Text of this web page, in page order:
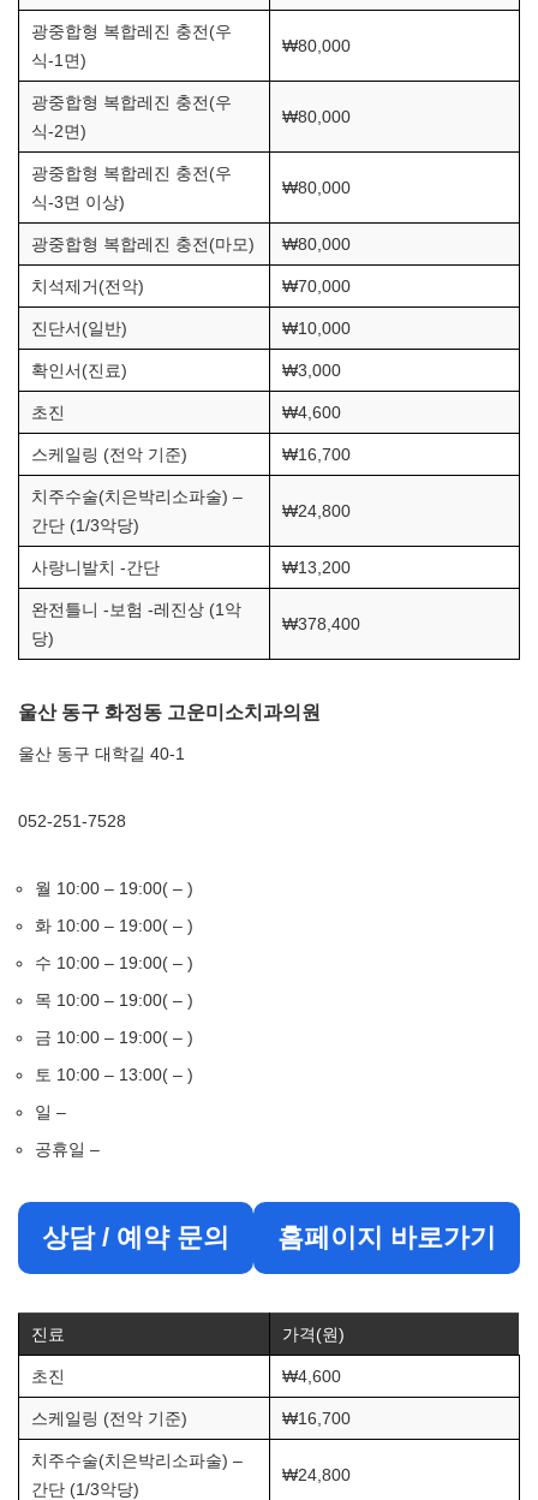
광중합형 복합레진 충전(우
식-1면)
₩80,000
광중합형 복합레진 충전(우
식-2면)
₩80,000
광중합형 복합레진 충전(우
식-3면 이상)
₩80,000
광중합형 복합레진 충전(마모) ₩80,000
치석제거(전악) ₩70,000
진단서(일반) ₩10,000
확인서(진료) ₩3,000
초진 ₩4,600
스케일링 (전악 기준) ₩16,700
치주수술(치은박리소파술) –
간단 (1/3악당)
₩24,800
사랑니발치 -간단 ₩13,200
완전틀니 -보험 -레진상 (1악
당)
₩378,400
울산 동구 화정동 고운미소치과의원
울산 동구 대학길 40-1
052-251-7528
월 10:00 – 19:00( – )
화 10:00 – 19:00( – )
수 10:00 – 19:00( – )
목 10:00 – 19:00( – )
금 10:00 – 19:00( – )
토 10:00 – 13:00( – )
일 –
공휴일 –
상담 / 예약 문의 홈페이지 바로가기
진료 가격(원)
초진 ₩4,600
스케일링 (전악 기준) ₩16,700
치주수술(치은박리소파술) –
간단 (1/3악당)
₩24,800